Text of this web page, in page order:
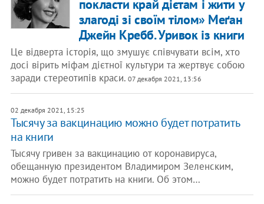
покласти край дієтам і жити у
злагоді зі своїм тілом» Меґан
Джейн Кребб. Уривок із книги
Це відверта історія, що змушує співчувати всім, хто
досі вірить міфам дієтної культури та жертвує собою
заради стереотипів краси. 07 декабря 2021, 13:56
02 декабря 2021, 15:25
Тысячу за вакцинацию можно будет потратить
на книги
Тысячу гривен за вакцинацию от коронавируса,
обещанную президентом Владимиром Зеленским,
можно будет потратить на книги. Об этом…